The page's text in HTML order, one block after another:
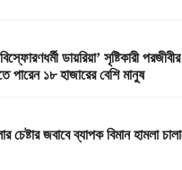
ডায়রিয়া’ সৃষ্টিকারী
পারেন ১৮ হাজারের বেশি মানুষ
চেষ্টার জবাবে ব্যাপক বিমান হামলা